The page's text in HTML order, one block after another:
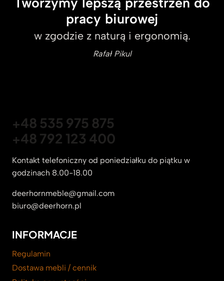
pracy biurowej
w zgodzie z naturą i ergonomią.
Rafał Pikul
+48 535 975 875
+48 792 123 400
Kontakt telefoniczny od poniedziałku do piątku w
godzinach 8.00-18.00
deerhornmeble@gmail.com
biuro@deerhorn.pl
INFORMACJE
Regulamin
Dostawa mebli / cennik